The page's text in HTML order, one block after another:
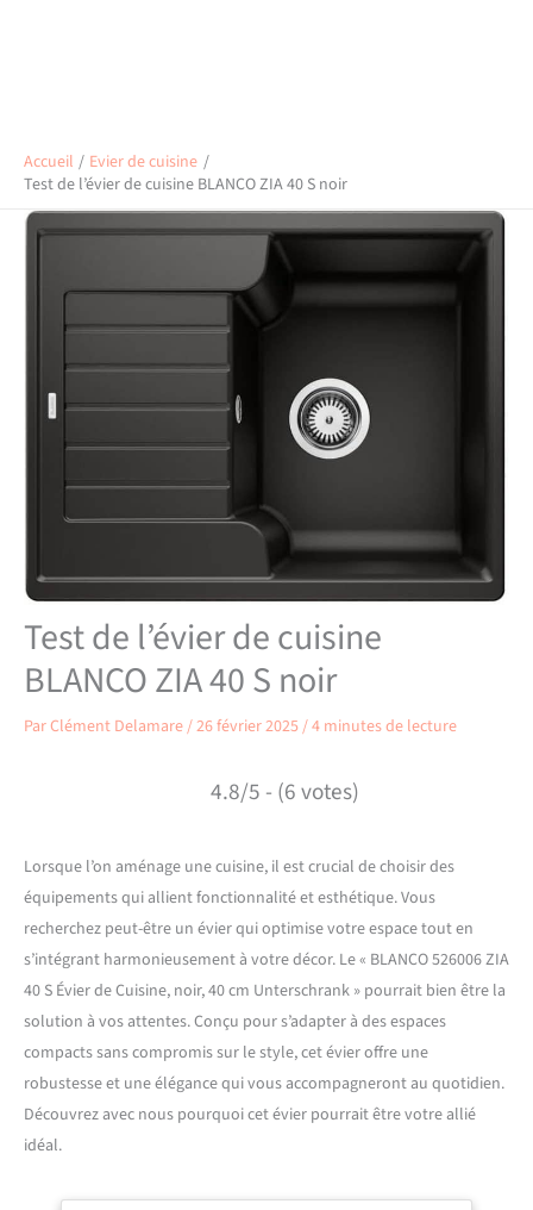
Accueil
Evier de cuisine
Test de l’évier de cuisine BLANCO ZIA 40 S noir
Test de l’évier de cuisine
BLANCO ZIA 40 S noir
ParClément Delamare/26 février 2025/4 minutes de lecture
4.8/5 - (6 votes)
Lorsque l’on aménage une cuisine, il est crucial de choisir des
équipements qui allient fonctionnalité et esthétique. Vous
recherchez peut-être un évier qui optimise votre espace tout en
s’intégrant harmonieusement à votre décor. Le « BLANCO 526006 ZIA
40 S Évier de Cuisine, noir, 40 cm Unterschrank » pourrait bien être la
solution à vos attentes. Conçu pour s’adapter à des espaces
compacts sans compromis sur le style, cet évier offre une
robustesse et une élégance qui vous accompagneront au quotidien.
Découvrez avec nous pourquoi cet évier pourrait être votre allié
idéal.